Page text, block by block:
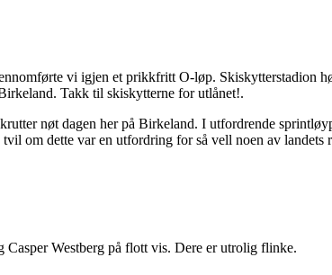
vi igjen et prikkfritt O-løp. Skiskytterstadion
Takk til skiskytterne for utlånet!.
nøt dagen her på Birkeland. I utfordrende
om dette var en utfordring for så vell noen av landets
Westberg på flott vis. Dere er utrolig flinke.